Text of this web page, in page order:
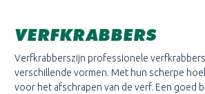
VERFKRABBERS
Verfkrabberszijn professionele
verschillende vormen. Met hun scherpe
voor het afschrapen van de verf. Een goed